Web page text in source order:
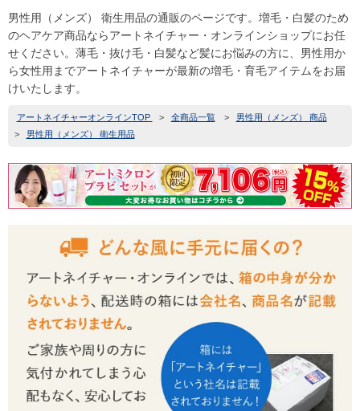
男性用（メンズ） 衛生用品の通販のページです。増毛・白髪のため
のヘアケア商品ならアートネイチャー・オンラインショップにお任
せください。薄毛・抜け毛・白髪など髪にお悩みの方に、男性用か
ら女性用までアートネイチャーが最新の増毛・育毛アイテムをお届
けいたします。
アートネイチャーオンラインTOP > 全商品一覧 >
男性用（メンズ） 商品
>
男性用（メンズ） 衛生用品